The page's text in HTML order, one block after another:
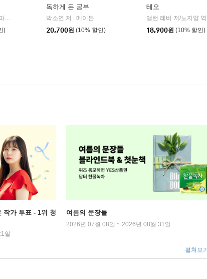
호메로스 저/페테르 파울 루벤스 그림/박문재 역
현대지성
)
독하게 돈 공부
박소연 저
메이븐
20,700원 (10% 할인)
테오
앨런 레비 저/노지양 역
18,900원 (10% 할인)
작가 투표 - 1위 청
일
여름의 문장들
2026년 07월 08일 ~ 2026년 08월 31일
펼쳐보기